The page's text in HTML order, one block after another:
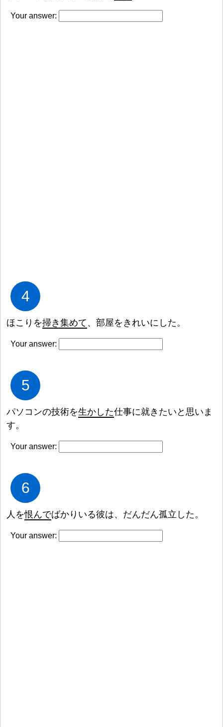
Your answer:
4
ほこりを掃き 集めて 、 部屋をきれいにした。
Your answer:
5
パソコンの技術を生かした仕事に就きたいと 思いま
す。
Your answer:
6
人 を恨 んでばかりいる彼は、だんだん孤立 した。
Your answer: